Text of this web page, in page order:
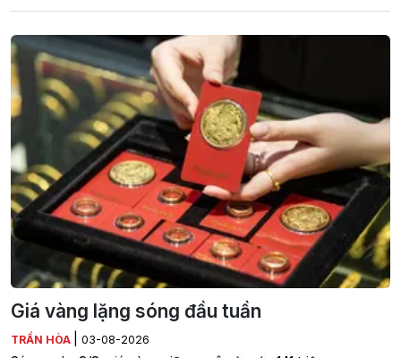
Giá vàng lặng sóng đầu tuần
TRẦN HÒA 03-08-2026